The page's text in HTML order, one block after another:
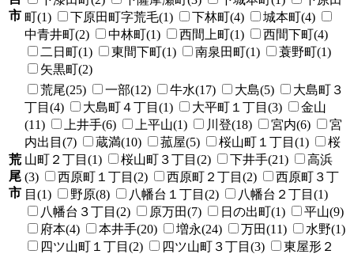
市 町(1)
下原田町字荒毛(1) 下林町(4)
城本町(4)
中青井町(2)
中林町(1) 西間上町(1)
西間下町(4)
二日町(1)
東間下町(1) 南泉田町(1)
蓑野町(1)
矢黒町(2)
荒
尾
市
荒尾(25) 一部(12) 牛水(17) 大島(5)
大島町３
丁目(4)
大島町４丁目(1) 大平町１丁目(3)
金山
(11)
上井手(6) 上平山(1) 川登(18) 宮内(6)
宮
内出目(7)
蔵満(10) 菰屋(5) 桜山町１丁目(1)
桜
山町２丁目(1)
桜山町３丁目(2) 下井手(21)
高浜
(3)
西原町１丁目(2) 西原町２丁目(2)
西原町３丁
目(1)
野原(8) 八幡台１丁目(2)
八幡台２丁目(1)
八幡台３丁目(2)
原万田(7) 日の出町(1)
平山(9)
府本(4)
本井手(20) 増永(24) 万田(11)
水野(1)
四ツ山町１丁目(2)
四ツ山町３丁目(3)
東屋形２